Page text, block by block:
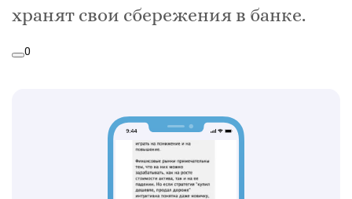
хранят свои сбережения в банке.
0